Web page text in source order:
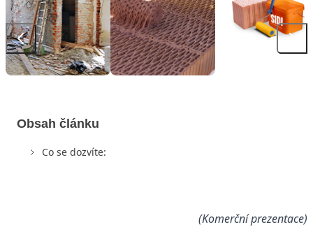
Obsah článku
Co se dozvíte:
(Komerční prezentace)